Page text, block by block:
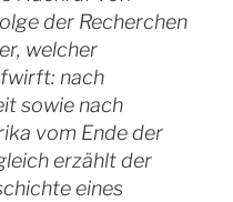
der Recherchen
welcher
nach
sowie nach
vom Ende der
erzählt der
eines